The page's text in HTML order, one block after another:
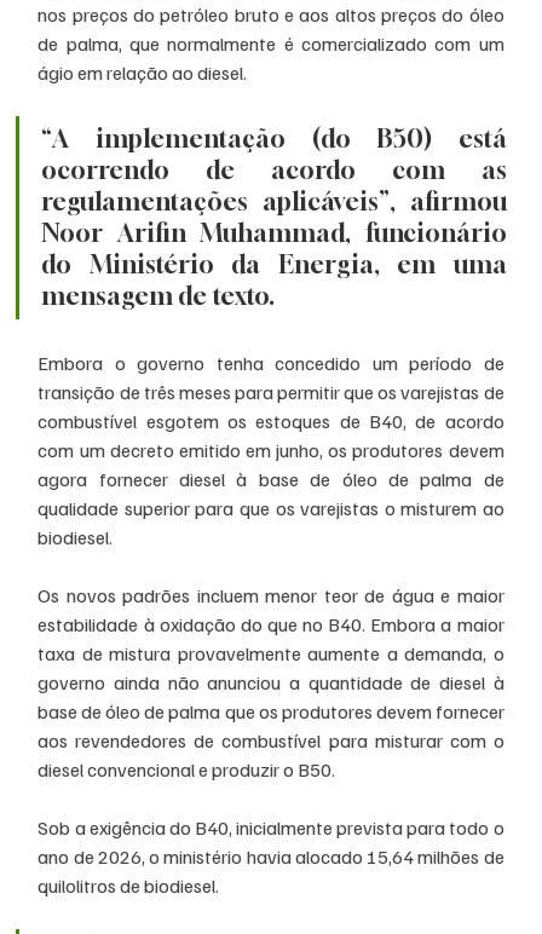
nos preços do petróleo bruto e aos altos preços do óleo
de palma, que normalmente é comercializado com um
ágio em relação ao diesel.
“A implementação (do B50) está
ocorrendo de acordo com as
regulamentações aplicáveis”, afirmou
Noor Arifin Muhammad, funcionário
do Ministério da Energia, em uma
mensagem de texto.
Embora o governo tenha concedido um período de
transição de três meses para permitir que os varejistas de
combustível esgotem os estoques de B40, de acordo
com um decreto emitido em junho, os produtores devem
agora fornecer diesel à base de óleo de palma de
qualidade superior para que os varejistas o misturem ao
biodiesel.
Os novos padrões incluem menor teor de água e maior
estabilidade à oxidação do que no B40. Embora a maior
taxa de mistura provavelmente aumente a demanda, o
governo ainda não anunciou a quantidade de diesel à
base de óleo de palma que os produtores devem fornecer
aos revendedores de combustível para misturar com o
diesel convencional e produzir o B50.
Sob a exigência do B40, inicialmente prevista para todo o
ano de 2026, o ministério havia alocado 15,64 milhões de
quilolitros de biodiesel.